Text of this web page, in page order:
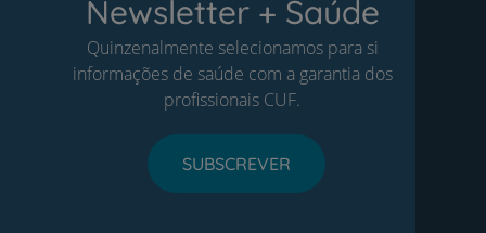
Newsletter + Saúde
Quinzenalmente selecionamos para si
informações de saúde com a garantia dos
profissionais CUF.
SUBSCREVER